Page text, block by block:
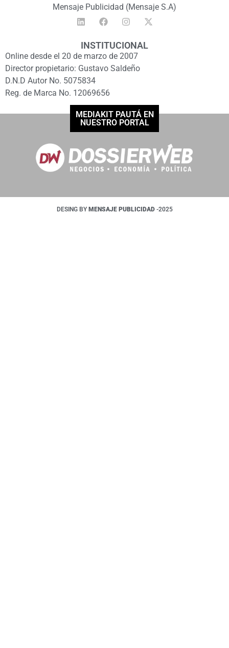
Mensaje Publicidad (Mensaje S.A)
INSTITUCIONAL
Online desde el 20 de marzo de 2007
Director propietario: Gustavo Saldeño
D.N.D Autor No. 5075834
Reg. de Marca No. 12069656
MEDIAKIT PAUTÁ EN
NUESTRO PORTAL
DESING BY MENSAJE PUBLICIDAD -2025